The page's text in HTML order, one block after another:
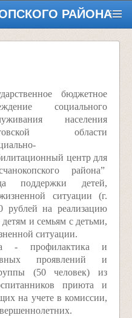
РАЙОНА
бюджетное
социального
населения
области
центр для
района”
поддержки детей,
ситуации (г.
на реализацию
и семьям с детьми,
ситуации.
- профилактика и
проявлений и
(50 человек) из
приюта и
на учете в комиссии,